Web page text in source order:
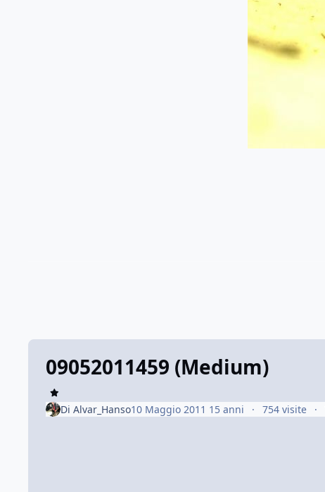
09052011459 (Medium)
Di Alvar_Hanso10 Maggio 2011 15 anni 754 visite